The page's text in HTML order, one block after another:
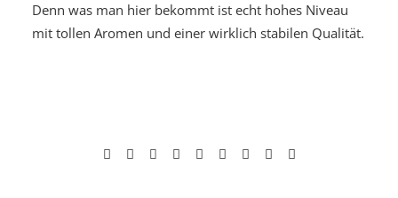
Denn was man hier bekommt ist echt hohes Niveau
mit tollen Aromen und einer wirklich stabilen Qualität.